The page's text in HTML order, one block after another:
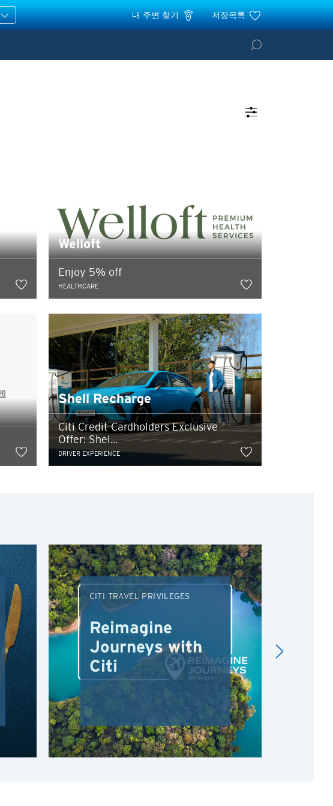
내 주변 찾기 저장목록
Welloft
Enjoy 5% off
HEALTHCARE
Shell Recharge
Citi Credit Cardholders Exclusive
Offer: Shel...
DRIVER EXPERIENCE
CITI TRAVEL PRIVILEGES
Reimagine
Journeys with
Citi